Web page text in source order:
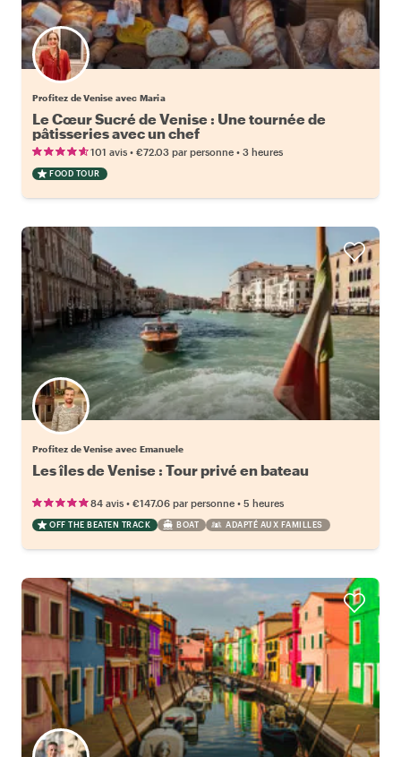
Profitez de Venise avec Maria
Le Cœur Sucré de Venise : Une tournée de
pâtisseries avec un chef
101 avis • €72.03 par personne • 3 heures
FOOD TOUR
Profitez de Venise avec Emanuele
Les îles de Venise : Tour privé en bateau
84 avis • €147.06 par personne • 5 heures
OFF THE BEATEN TRACK BOAT ADAPTÉ AUX FAMILLES